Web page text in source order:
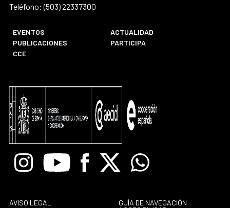
Teléfono: (503) 22337300
EVENTOS
ACTUALIDAD
PUBLICACIONES
PARTICIPA
CCE
InstagramYoutube Facebook
X Whatsapp
AVISO LEGAL
GUÍA DE NAVEGACIÓN